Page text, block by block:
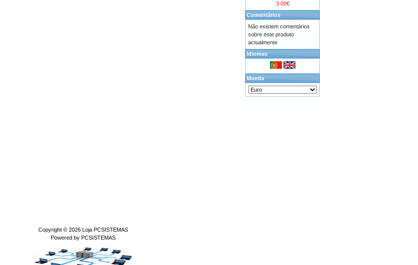
3.00€
Comentários
Não existem comentários
sobre este produto
actualmente
Idiomas
Moeda
Copyright © 2026 Loja PCSISTEMAS
Powered by PCSISTEMAS